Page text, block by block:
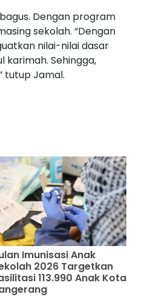
Dengan program
sekolah. “Dengan
nilai-nilai dasar
karimah. Sehingga,
tutup Jamal.
Imunisasi Anak
2026 Targetkan
113.990 Anak Kota